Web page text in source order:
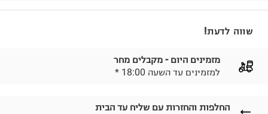
שווה לדעת!
החלפות והחזרות עם שליח עד הבית